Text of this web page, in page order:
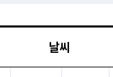
날씨